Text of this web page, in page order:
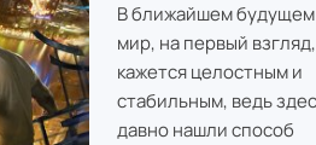
В ближайшем будущем
мир, на первый взгляд,
кажется целостным и
стабильным, ведь
давно нашли способ